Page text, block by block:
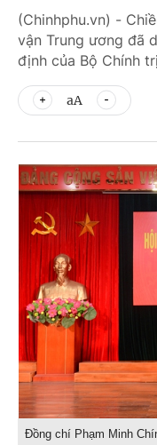
(Chinhphu.vn) -
vận Trung ương đã
định của Bộ Chính
aA
Đồng chí Phạm Minh